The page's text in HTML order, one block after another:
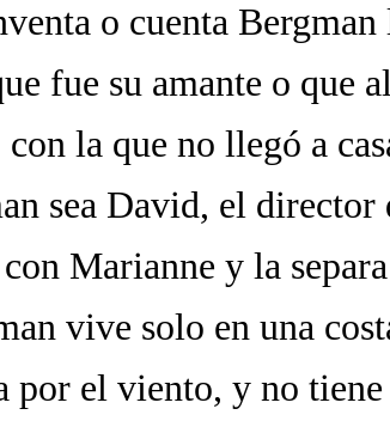
o cuenta Bergman
fue su amante o que
la que no llegó a
sea David, el director
Marianne y la
vive solo en una
por el viento, y no tiene